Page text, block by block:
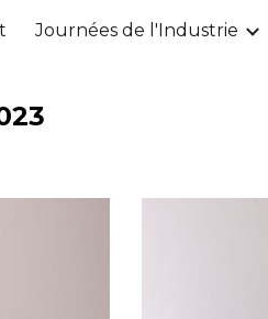
Skip to navigation
Journées de l'Industrie
3